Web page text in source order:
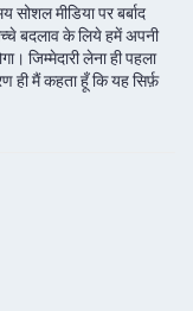
मीडिया पर बर्बाद
बदलाव के लिये हमें अपनी
जिम्मेदारी लेना ही पहला
मैं कहता हूँ कि यह सिर्फ़